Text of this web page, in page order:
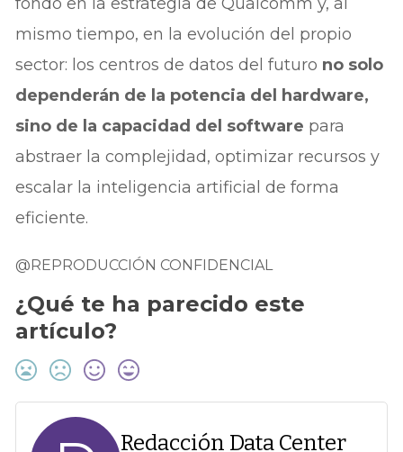
mismo tiempo, en la evolución del propio
sector: los centros de datos del futuro no solo
dependerán de la potencia del hardware,
sino de la capacidad del software para
abstraer la complejidad, optimizar recursos y
escalar la inteligencia artificial de forma
eficiente.
@REPRODUCCIÓN CONFIDENCIAL
¿Qué te ha parecido este
artículo?
Redacción Data Center